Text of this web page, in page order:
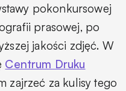
pokonkursowej
prasowej, po
jakości zdjęć. W
Centrum Druku
zajrzeć za kulisy tego